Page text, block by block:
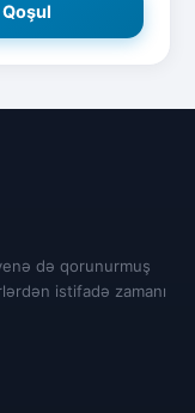
Qoşul
də qorunurmuş
istifadə zamanı